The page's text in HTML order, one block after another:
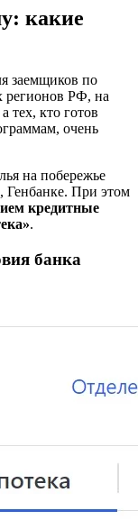
какие
заемщиков по
регионов РФ, на
тех, кто готов
очень
на побережье
При этом
кредитные
.
банка